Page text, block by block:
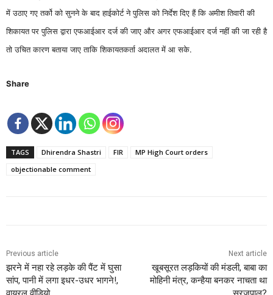
में उठाए गए तर्को को सुनने के बाद हाईकोर्ट ने पुलिस को निर्देश दिए हैं कि अमीश तिवारी की
शिकायत पर पुलिस द्वारा एफआईआर दर्ज की जाए और अगर एफआईआर दर्ज नहीं की जा रही है
तो उचित कारण बताया जाए ताकि शिकायतकर्ता अदालत में आ सके.
Share
TAGS Dhirendra Shastri FIR
MP High Court orders
objectionable comment
Previous article
झरने में नहा रहे लड़के की पैंट में घुसा
सांप, पानी में लगा इधर-उधर भागने!,
Next article
खूबसूरत लड़कियों की मंडली, बाबा का
मोहिनी मंत्र, कन्हैया बनकर नाचता था